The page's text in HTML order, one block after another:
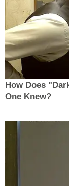
How Does
One Knew?